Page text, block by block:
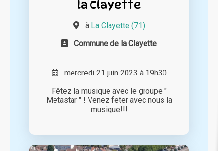
la Clayette
à La Clayette (71)
Commune de la Clayette
mercredi 21 juin 2023 à 19h30
Fêtez la musique avec le groupe "
Metastar " ! Venez feter avec nous la
musique!!!